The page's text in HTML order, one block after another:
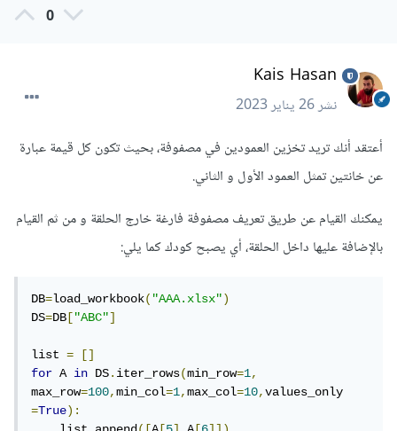
0
Kais Hasan
نشر26 يناير 2023
أعتقد أنك تريد تخزين العمودين في مصفوفة، بحيث تكون كل قيمة عبارة
عن خانتين تمثل العمود الأول و الثاني.
يمكنك القيام عن طريق تعريف مصفوفة فارغة خارج الحلقة و من ثم القيام
بالإضافة عليها داخل الحلقة، أي يصبح كودك كما يلي:
DB=load_workbook("AAA.xlsx")
DS=DB ["ABC"]
list =
[]
for A in DS.iter_rows(min_row=1,
max_row=100,min_col=1,max_col=10,
=True):